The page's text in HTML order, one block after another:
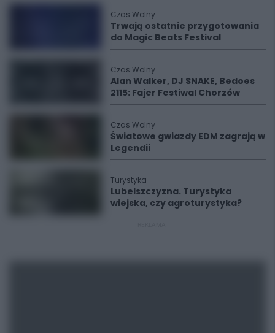
Czas Wolny
Trwają ostatnie przygotowania
do Magic Beats Festival
Czas Wolny
Alan Walker, DJ SNAKE, Bedoes
2115: Fajer Festiwal Chorzów
Czas Wolny
Światowe gwiazdy EDM zagrają w
Legendii
Turystyka
Lubelszczyzna. Turystyka
wiejska, czy agroturystyka?